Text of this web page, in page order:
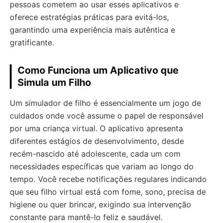
pessoas cometem ao usar esses aplicativos e
oferece estratégias práticas para evitá-los,
garantindo uma experiência mais autêntica e
gratificante.
Como Funciona um Aplicativo que
Simula um Filho
Um simulador de filho é essencialmente um jogo de
cuidados onde você assume o papel de responsável
por uma criança virtual. O aplicativo apresenta
diferentes estágios de desenvolvimento, desde
recém-nascido até adolescente, cada um com
necessidades específicas que variam ao longo do
tempo. Você recebe notificações regulares indicando
que seu filho virtual está com fome, sono, precisa de
higiene ou quer brincar, exigindo sua intervenção
constante para mantê-lo feliz e saudável.